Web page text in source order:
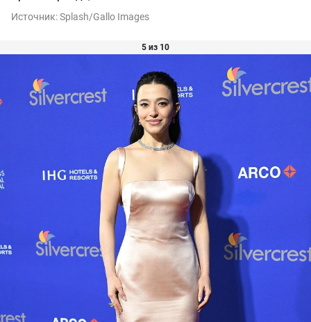
Источник:Splash/Gallo Images
5 из 10